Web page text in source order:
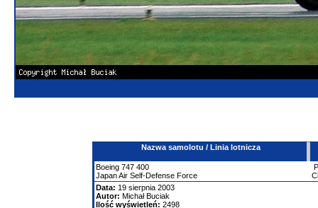
Nazwa samolotu / Linia lotnicza
Boeing 747 400
Japan Air Self-Defense Force
Data: 19 sierpnia 2003
Autor: Michał Buciak
Ilość wyświetleń: 2498